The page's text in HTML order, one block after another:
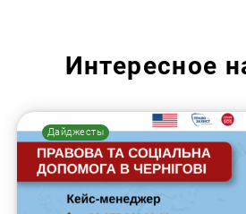
Интересное
Дайджесты